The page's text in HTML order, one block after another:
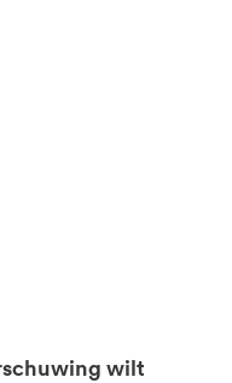
wilt